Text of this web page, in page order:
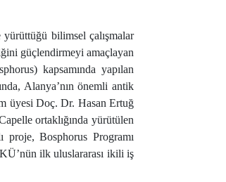
bilimsel çalışmalar
güçlendirmeyi amaçlayan
kapsamında yapılan
Alanya’nın önemli antik
üyesi Doç. Dr. Hasan Ertuğ
ortaklığında yürütülen
Bosphorus Programı
ilk uluslararası ikili iş